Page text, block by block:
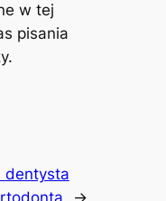
w tej
pisania
dentysta